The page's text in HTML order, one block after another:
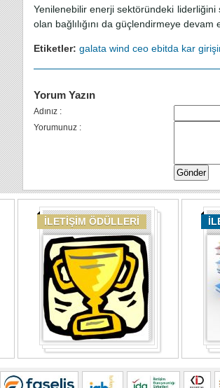
Yenilenebilir enerji sektöründeki liderliğini
olan bağlılığını da güçlendirmeye devam
Etiketler: galata wind ceo ebitda kar
Yorum Yazın
Adınız :
Yorumunuz :
İLETİŞİM ÖDÜLLERİ